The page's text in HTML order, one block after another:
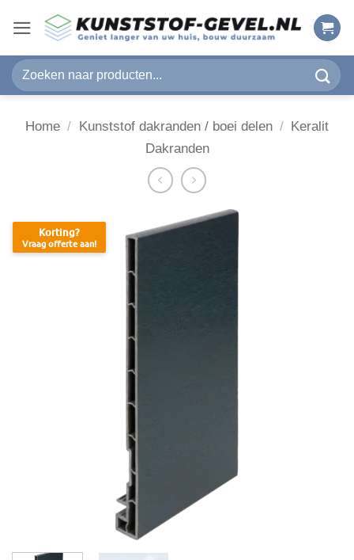
naar
inhoud
Zoeken
naar:
Home / Kunststof dakranden / boei delen / Keralit
Dakranden
Korting?
Vraag offerte aan!